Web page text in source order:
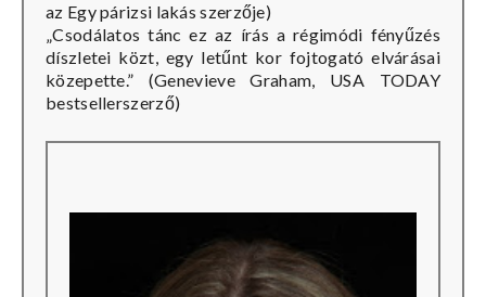
az Egy párizsi lakás szerzője)
„Csodálatos tánc ez az írás a régimódi fényűzés
díszletei közt, egy letűnt kor fojtogató elvárásai
közepette.” (Genevieve Graham, USA TODAY
bestsellerszerző)